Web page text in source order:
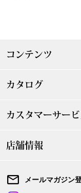
ク
ーブルウェア
コンテンツ
カタログ
カスタマーサービ
店舗情報
メールマガジン